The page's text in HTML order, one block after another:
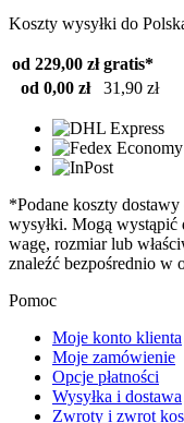
Koszty wysyłki do
od 229,00 zł gratis*
od 0,00 zł
31,90 zł
*Podane koszty
wysyłki. Mogą wystąpić
wagę, rozmiar lub
znaleźć bezpośrednio w
Pomoc
Moje konto klienta
Moje zamówienie
Opcje płatności
Wysyłka i dostawa
Zwroty i zwrot